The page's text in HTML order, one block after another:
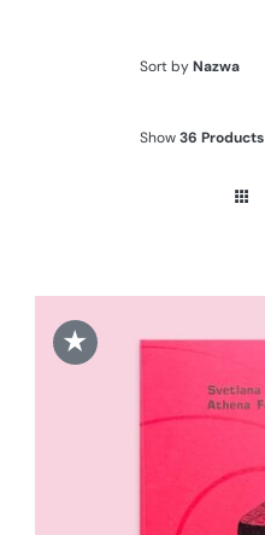
Sort byNazwa
Show36 Products
★